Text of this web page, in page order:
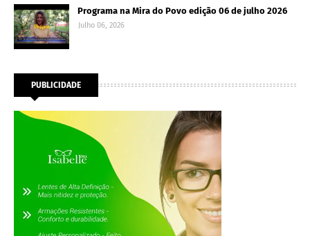
Programa na Mira do Povo edição 06 de julho 2026
Julho 06, 2026
PUBLICIDADE